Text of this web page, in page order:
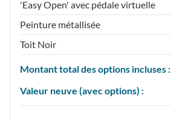
'Easy Open' avec pédale virtuelle
Peinture métallisée
Toit Noir
Montant total des options incluses :
Valeur neuve (avec options) :